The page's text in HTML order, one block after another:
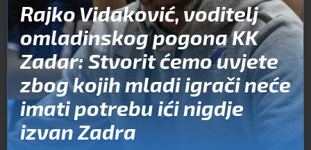
Rajko Vidaković, voditelj
omladinskog pogona KK
Zadar: Stvorit ćemo uvjete
zbog kojih mladi igrači neće
imati potrebu ići nigdje
izvan Zadra